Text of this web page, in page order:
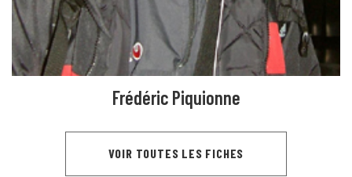
Frédéric Piquionne
VOIR TOUTES LES FICHES